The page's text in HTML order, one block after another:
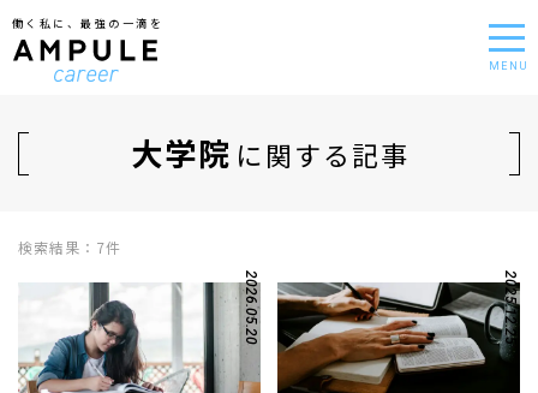
働く私に、最強の一滴を
MENU
大学院 に関する記事
検索結果：7件
2026.05.20 2025.12.25